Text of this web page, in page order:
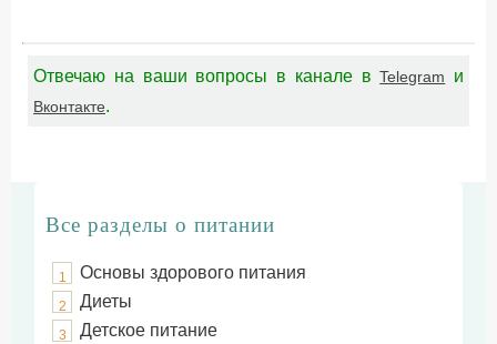
Отвечаю на ваши вопросы в канале вTelegram и
Вконтакте.
Все разделы о питании
1 Основы здорового питания
2 Диеты
3 Детское питание